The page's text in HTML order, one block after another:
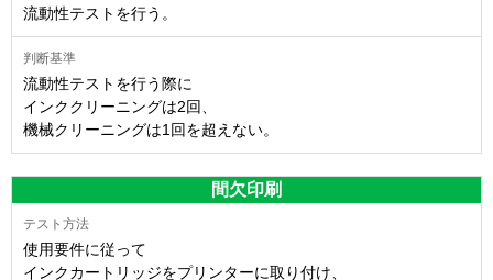
流動性テストを行う。
流動性テストを行う際に
インククリーニングは2回、
機械クリーニングは1回を超えない。
間欠印刷
使用要件に従って
インクカートリッジをプリンターに取り付け、